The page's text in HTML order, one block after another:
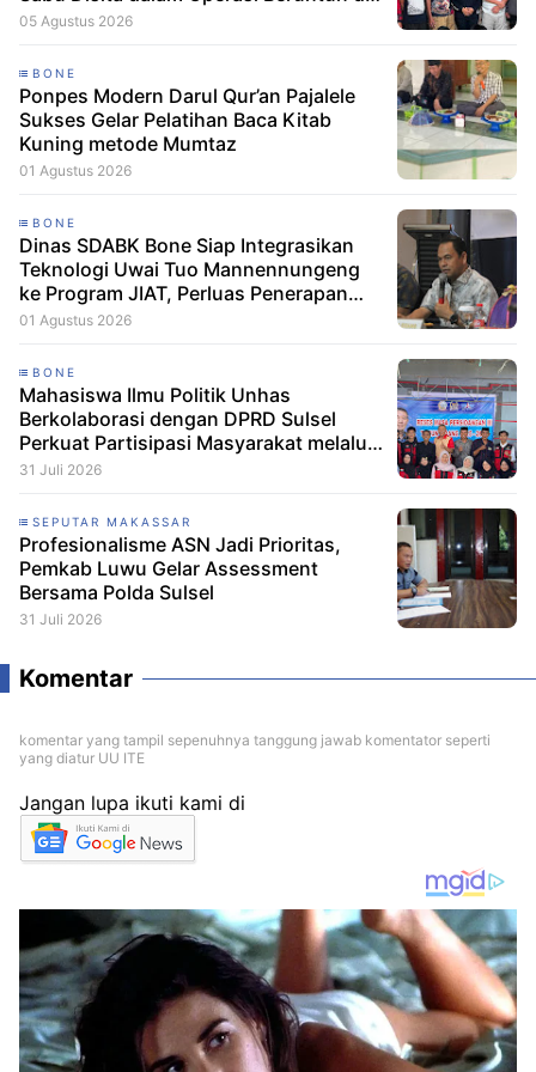
Bone dan Soppeng
05 Agustus 2026
BONE
Ponpes Modern Darul Qur’an Pajalele
Sukses Gelar Pelatihan Baca Kitab
Kuning metode Mumtaz
01 Agustus 2026
BONE
Dinas SDABK Bone Siap Integrasikan
Teknologi Uwai Tuo Mannennungeng
ke Program JIAT, Perluas Penerapan
Irigasi Cerdas
01 Agustus 2026
BONE
Mahasiswa Ilmu Politik Unhas
Berkolaborasi dengan DPRD Sulsel
Perkuat Partisipasi Masyarakat melalui
Edukasi Penyaluran Aspirasi di Desa
31 Juli 2026
SEPUTAR MAKASSAR
Profesionalisme ASN Jadi Prioritas,
Pemkab Luwu Gelar Assessment
Bersama Polda Sulsel
31 Juli 2026
Komentar
komentar yang tampil sepenuhnya tanggung jawab komentator seperti
yang diatur UU ITE
Jangan lupa ikuti kami di